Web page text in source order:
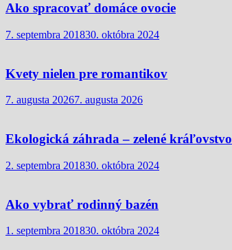
Ako spracovať domáce ovocie
7. septembra 201830. októbra 2024
Kvety nielen pre romantikov
7. augusta 20267. augusta 2026
Ekologická záhrada – zelené kráľovstvo
2. septembra 201830. októbra 2024
Ako vybrať rodinný bazén
1. septembra 201830. októbra 2024